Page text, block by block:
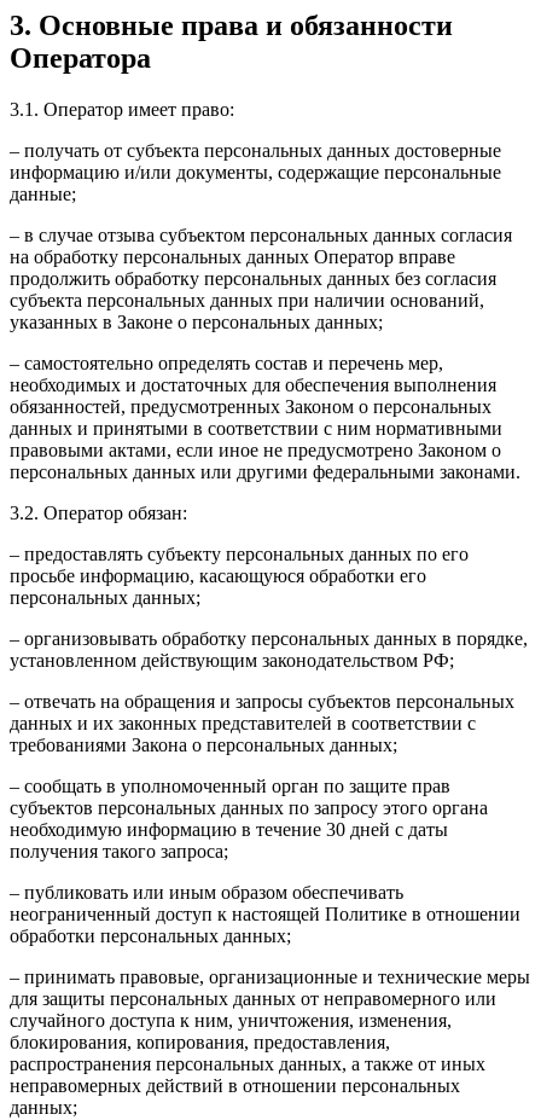
3. Основные права и обязанности
Оператора
3.1. Оператор имеет право:
– получать от субъекта персональных данных достоверные
информацию и/или документы, содержащие персональные
данные;
– в случае отзыва субъектом персональных данных согласия
на обработку персональных данных Оператор вправе
продолжить обработку персональных данных без согласия
субъекта персональных данных при наличии оснований,
указанных в Законе о персональных данных;
– самостоятельно определять состав и перечень мер,
необходимых и достаточных для обеспечения выполнения
обязанностей, предусмотренных Законом о персональных
данных и принятыми в соответствии с ним нормативными
правовыми актами, если иное не предусмотрено Законом о
персональных данных или другими федеральными законами.
3.2. Оператор обязан:
– предоставлять субъекту персональных данных по его
просьбе информацию, касающуюся обработки его
персональных данных;
– организовывать обработку персональных данных в порядке,
установленном действующим законодательством РФ;
– отвечать на обращения и запросы субъектов персональных
данных и их законных представителей в соответствии с
требованиями Закона о персональных данных;
– сообщать в уполномоченный орган по защите прав
субъектов персональных данных по запросу этого органа
необходимую информацию в течение 30 дней с даты
получения такого запроса;
– публиковать или иным образом обеспечивать
неограниченный доступ к настоящей Политике в отношении
обработки персональных данных;
– принимать правовые, организационные и технические меры
для защиты персональных данных от неправомерного или
случайного доступа к ним, уничтожения, изменения,
блокирования, копирования, предоставления,
распространения персональных данных, а также от иных
неправомерных действий в отношении персональных
данных;